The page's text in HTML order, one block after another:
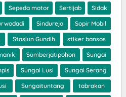
Sepeda motor Sertijab Sidak
Sindurejo Sopir Mobil
Stasiun Gundih stiker bansos
Sumberjatipohon Sungai
Sungai Lusi Sungai Serang
Sungaituntang tabrakan